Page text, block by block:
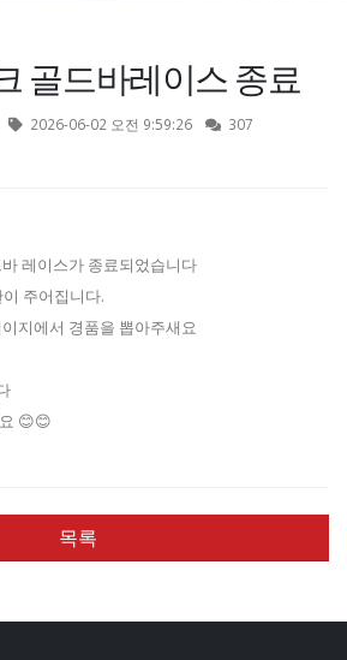
골드바레이스 종료
2026-06-02 오전 9:59:26 307
레이스가 종료되었습니다
주어집니다.
지에서 경품을 뽑아주새요
😊😊
목록